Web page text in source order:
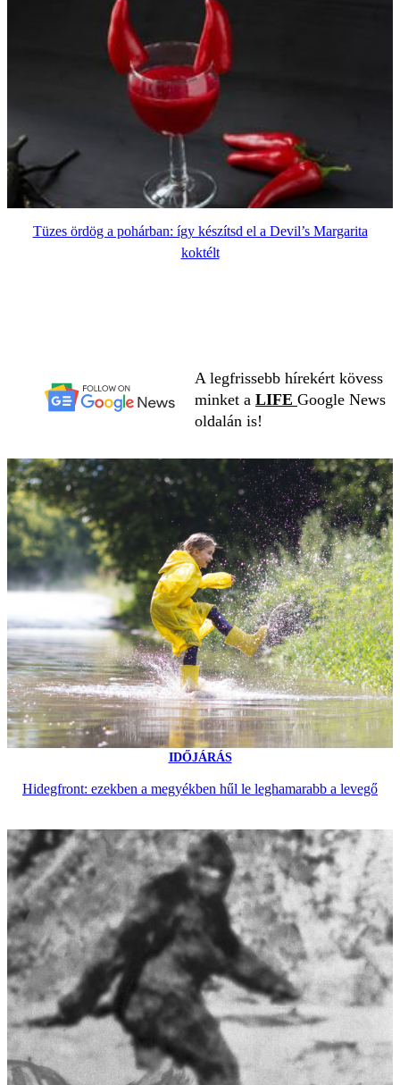
Tüzes ördög a pohárban: így készítsd el a Devil’s Margarita
koktélt
A legfrissebb hírekért kövess
minket a LIFE Google News
oldalán is!
IDŐJÁRÁS
Hidegfront: ezekben a megyékben hűl le leghamarabb a levegő